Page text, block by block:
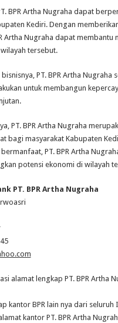
BPR Artha Nugraha dapat
Kediri. Dengan
Artha Nugraha dapat
tersebut.
PT. BPR Artha
untuk membangun
PT. BPR Artha Nugraha
bagi masyarakat Kabupaten
PT. BPR Artha
potensi ekonomi di wilayah
PT. BPR Artha Nugraha
alamat lengkap PT. BPR Artha
kantor BPR lain nya dari
kantor PT. BPR Artha